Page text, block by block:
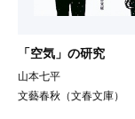
「空気」の研究
山本七平
文藝春秋（文春文庫）